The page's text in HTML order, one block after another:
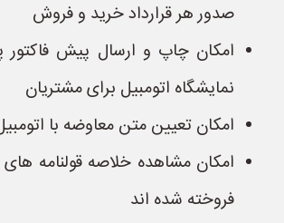
صدور هر قرارداد خرید و فروش
امکان چاپ و ارسال پیش فاکتور
نمایشگاه اتومبیل برای مشتریان
امکان تعیین متن معاوضه با
امکان مشاهده خلاصه قولنامه
فروخته شده اند